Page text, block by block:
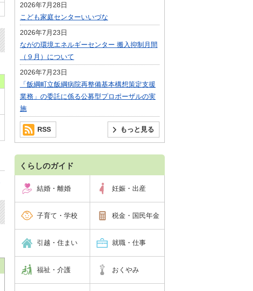
2026年7月28日
こども家庭センターいいづな
2026年7月23日
ながの環境エネルギーセンター 搬入抑制月間
（９月）について
2026年7月23日
「飯綱町立飯綱病院再整備基本構想策定支援
業務」の委託に係る公募型プロポーザルの実
施
もっと見る
RSS
くらしのガイド
結婚・離婚 妊娠・出産
子育て・学校 税金・国民年金
引越・住まい 就職・仕事
福祉・介護 おくやみ